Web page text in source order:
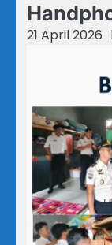
21 April 2026